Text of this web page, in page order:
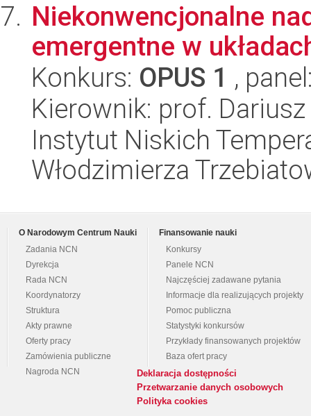
Niekonwencjonalne
emergentne w
Konkurs: OPUS 1 ,
Kierownik: prof.
Instytut Niskich
Włodzimierza
O Narodowym Centrum Nauki
Zadania NCN
Dyrekcja
Rada NCN
Koordynatorzy
Struktura
Akty prawne
Oferty pracy
Zamówienia publiczne
Nagroda NCN
Finansowanie nauki
Konkursy
Panele NCN
Najczęściej zadawane pytania
Informacje dla realizujących projekty
Pomoc publiczna
Statystyki konkursów
Przykłady finansowanych projektów
Baza ofert pracy
Deklaracja dostępności
Przetwarzanie danych osobowych
Polityka cookies